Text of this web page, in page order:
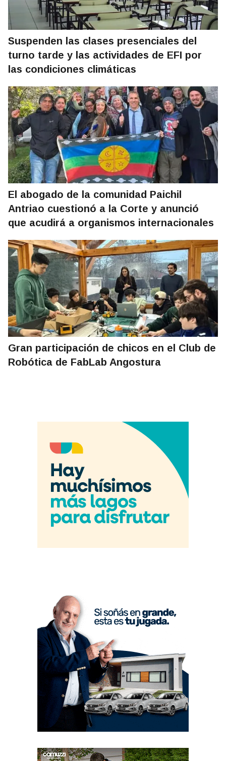
Suspenden las clases presenciales del
turno tarde y las actividades de EFI por
las condiciones climáticas
El abogado de la comunidad Paichil
Antriao cuestionó a la Corte y anunció
que acudirá a organismos internacionales
Gran participación de chicos en el Club de
Robótica de FabLab Angostura